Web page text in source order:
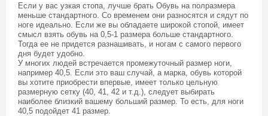
Если у вас узкая стопа, лучше брать Обувь на полразмера
меньше стандартного. Со временем они разносятся и сядут по
ноге идеально. Если же вы обладаете широкой стопой, имеет
смысл взять обувь на 0,5-1 размера больше стандартного.
Тогда ее не придется разнашивать, и ногам с самого первого
дня будет удобно.
У многих людей встречается промежуточный размер ноги,
например 40,5. Если это ваш случай, а марка, обувь которой
вы хотите приобрести впервые, имеет только цельную
размерную сетку (40, 41, 42 и т.д.), следует выбирать
наиболее близкий вашему больший размер. То есть, для ноги
40,5 подойдет 41 размер.